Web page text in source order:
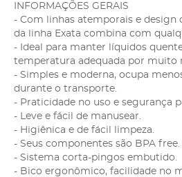
INFORMAÇÕES GERAIS
- Com linhas atemporais e design
da linha Exata combina com
- Ideal para manter líquidos
temperatura adequada por muito
- Simples e moderna, ocupa
durante o transporte.
- Praticidade no uso e segurança
- Leve e fácil de manusear.
- Higiênica e de fácil limpeza.
- Seus componentes são BPA free.
- Sistema corta-pingos embutido.
- Bico ergonômico, facilidade no